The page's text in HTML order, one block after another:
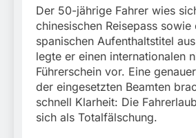
Der 50-jährige Fahrer wies
chinesischen Reisepass sowie
spanischen Aufenthaltstitel
legte er einen internationalen
Führerschein vor. Eine
der eingesetzten Beamten
schnell Klarheit: Die
sich als Totalfälschung.